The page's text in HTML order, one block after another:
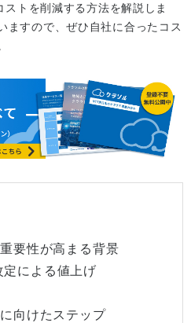
トを削減する方法を解説しま
ますので、ぜひ自社に合ったコス
要性が高まる背景
による値上げ
向けたステップ